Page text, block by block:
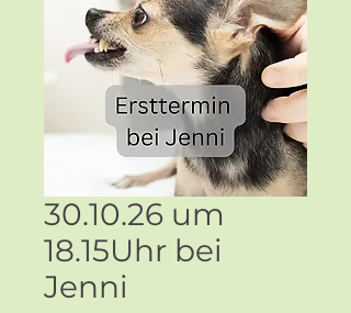
30.10.26 um
18.15Uhr bei
Jenni